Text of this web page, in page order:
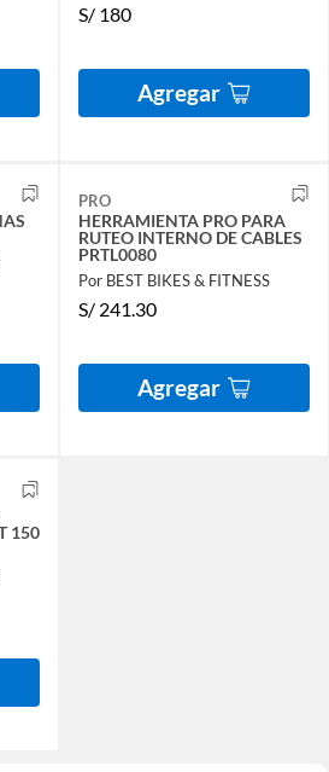
S/ 180
Agregar
PRO
HERRAMIENTA PRO PARA
RUTEO INTERNO DE CABLES
PRTL0080
Por BEST BIKES & FITNESS
S/ 241.30
Agregar
150